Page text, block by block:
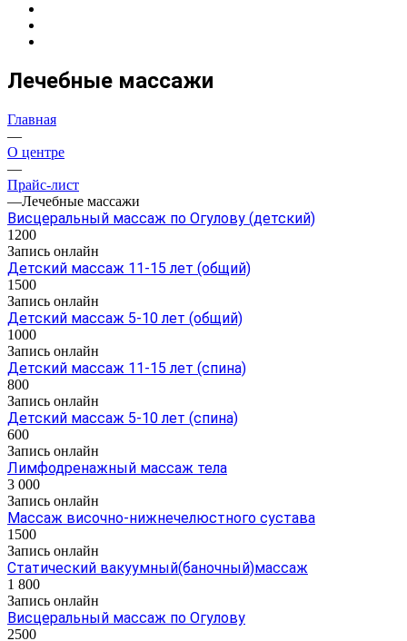
Лечебные массажи
Главная
—
О центре
—
Прайс-лист
—Лечебные массажи
Висцеральный массаж по Огулову (детский)
1200
Запись онлайн
Детский массаж 11-15 лет (общий)
1500
Запись онлайн
Детский массаж 5-10 лет (общий)
1000
Запись онлайн
Детский массаж 11-15 лет (спина)
800
Запись онлайн
Детский массаж 5-10 лет (спина)
600
Запись онлайн
Лимфодренажный массаж тела
3 000
Запись онлайн
Массаж височно-нижнечелюстного сустава
1500
Запись онлайн
Статический вакуумный(баночный)массаж
1 800
Запись онлайн
Висцеральный массаж по Огулову
2500